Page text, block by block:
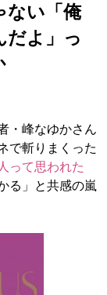
ない「俺
だよ」っ
・峰なゆかさん
で斬りまくった
って思われた
る」と共感の嵐